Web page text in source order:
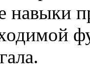
навыки